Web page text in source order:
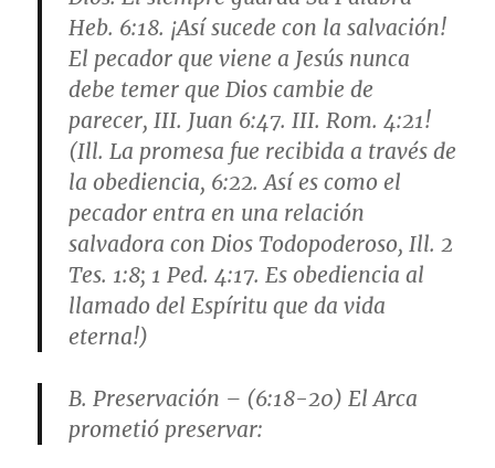
Heb. 6:18. ¡Así sucede con la salvación!
El pecador que viene a Jesús nunca
debe temer que Dios cambie de
parecer, III. Juan 6:47. III. Rom. 4:21!
(Ill. La promesa fue recibida a través de
la obediencia, 6:22. Así es como el
pecador entra en una relación
salvadora con Dios Todopoderoso, Ill. 2
Tes. 1:8; 1 Ped. 4:17. Es obediencia al
llamado del Espíritu que da vida
eterna!)
B. Preservación – (6:18-20) El Arca
prometió preservar: